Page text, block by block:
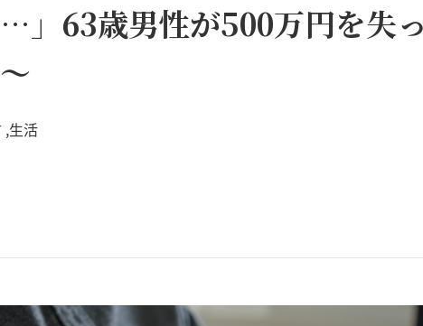
」63歳男性が500万円を失
生活